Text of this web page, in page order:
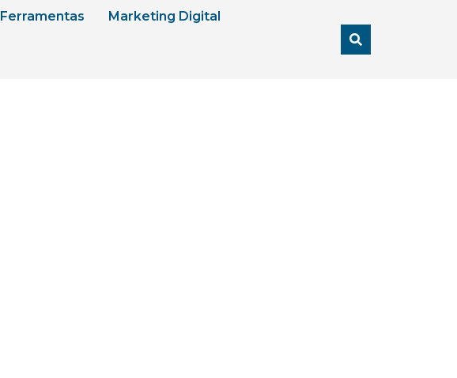
Ferramentas Marketing Digital